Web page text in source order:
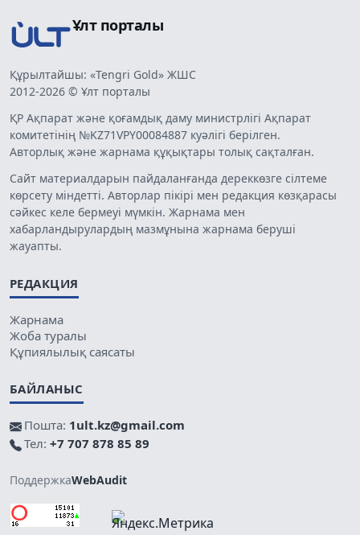
Ұлт порталы
Құрылтайшы: «Tengri Gold» ЖШС
2012-2026 © Ұлт порталы
ҚР Ақпарат және қоғамдық даму министрлігі Ақпарат
комитетінің №KZ71VPY00084887 куәлігі берілген.
Авторлық және жарнама құқықтары толық сақталған.
Сайт материалдарын пайдаланғанда дереккөзге сілтеме
көрсету міндетті. Авторлар пікірі мен редакция көзқарасы
сәйкес келе бермеуі мүмкін. Жарнама мен
хабарландырулардың мазмұнына жарнама беруші
жауапты.
РЕДАКЦИЯ
Жарнама
Жоба туралы
Құпиялылық саясаты
БАЙЛАНЫС
Пошта: 1ult.kz@gmail.com
Тел: +7 707 878 85 89
ПоддержкаWebAudit